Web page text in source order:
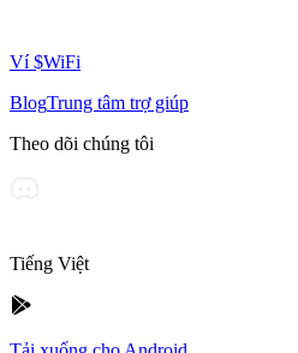
Ví $WiFi
BlogTrung tâm trợ giúp
Theo dõi chúng tôi
Tiếng Việt